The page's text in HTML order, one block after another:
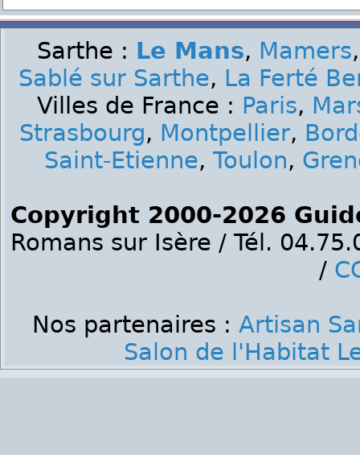
Sarthe : Le Mans, Mamers
Sablé sur Sarthe, La Ferté
Villes de France : Paris,
Strasbourg, Montpellier,
Saint-Etienne, Toulon,
Copyright 2000-2026
Romans sur Isère / Tél.
/
Nos partenaires : Artisan
Salon de l'Habitat